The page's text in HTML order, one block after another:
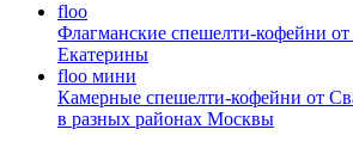
floo
Флагманские спешелти-кофейни
Екатерины
floo мини
Камерные спешелти-кофейни от
в разных районах Москвы